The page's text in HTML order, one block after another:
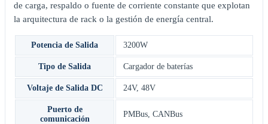
de carga, respaldo o fuente de corriente constante que explotan
la arquitectura de rack o la gestión de energía central.
Potencia de Salida 3200W
Tipo de Salida Cargador de baterías
Voltaje de Salida DC 24V, 48V
Puerto de
comunicación
PMBus CANBus